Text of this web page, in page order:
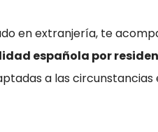
en extranjería, te
española por
a las